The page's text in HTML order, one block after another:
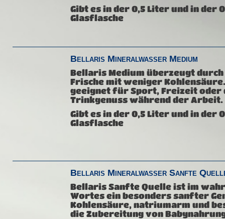
Gibt es in der 0,5 Liter und in der
Glasflasche
Bellaris Mineralwasser Medium
Bellaris Medium überzeugt
Frische mit weniger
geeignet für Sport, Freizeit oder
Trinkgenuss während der Arbeit.
Gibt es in der 0,5 Liter und in der
Glasflasche
Bellaris Mineralwasser Sanfte
Bellaris Sanfte Quelle ist im
Wortes ein besonders sanfter
Kohlensäure, natriumarm und
die Zubereitung von